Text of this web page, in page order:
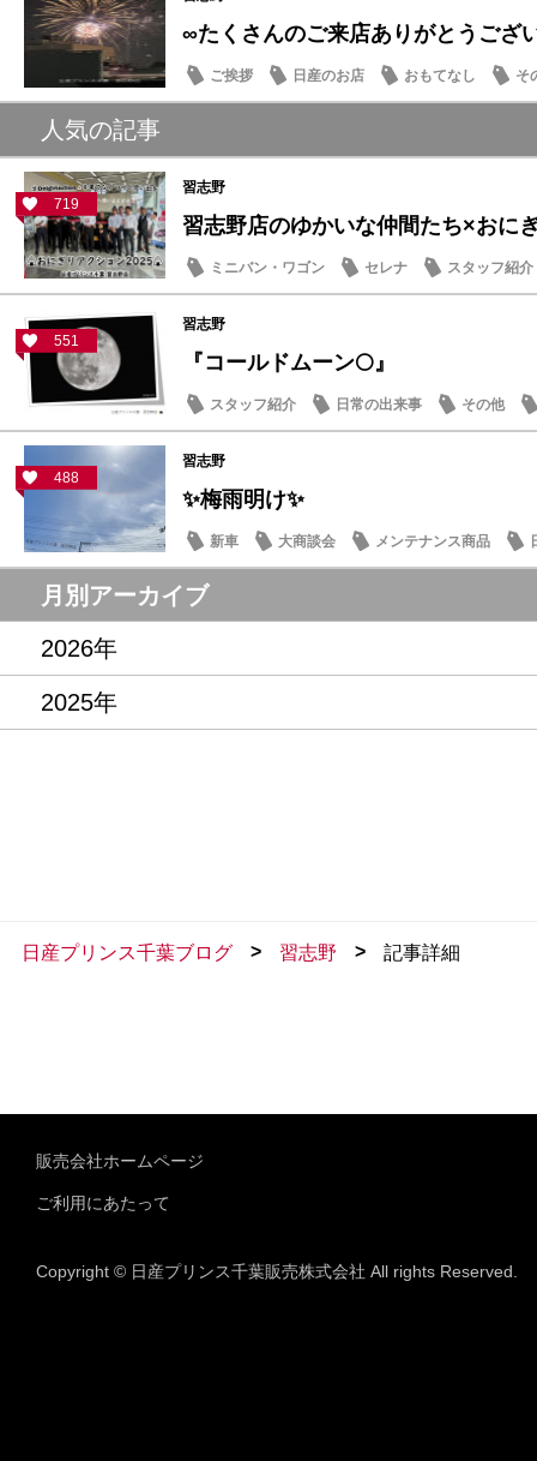
∞たくさんのご来店ありがとうござ
ご挨拶 日産のお店 おもてなし そ
人気の記事
719
習志野
習志野店のゆかいな仲間たち×おに
ミニバン・ワゴン セレナ スタッフ紹介
551
習志野
『コールドムーン🌕』
スタッフ紹介 日常の出来事 その他
488
習志野
✨梅雨明け✨
新車 大商談会 メンテナンス商品
月別アーカイブ
2026年
2025年
日産プリンス千葉ブログ > 習志野 > 記事詳細
販売会社ホームページ
ご利用にあたって
Copyright © 日産プリンス千葉販売株式会社 All rights Reserved.